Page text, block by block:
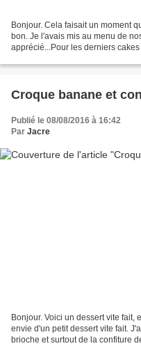
Bonjour. Cela faisait un moment
bon. Je l'avais mis au menu de
apprécié...Pour les derniers
Croque banane et
Publié le 08/08/2016 à 16:42
Par Jacre
Bonjour. Voici un dessert vite
envie d'un petit dessert vite fait.
brioche et surtout de la confiture